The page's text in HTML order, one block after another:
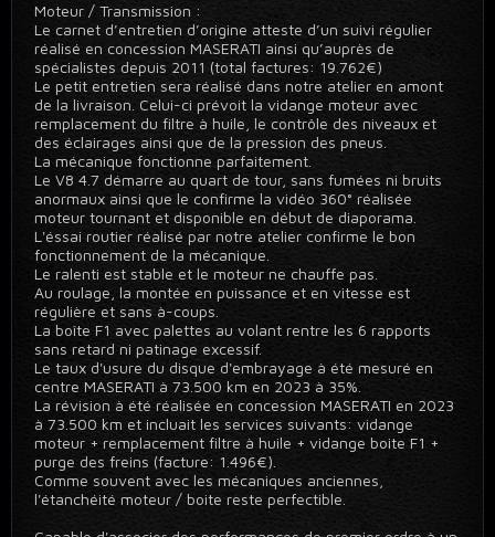
Moteur / Transmission :
Le carnet d’entretien d’origine atteste d’un suivi régulier
réalisé en concession MASERATI ainsi qu’auprès de
spécialistes depuis 2011 (total factures: 19.762€)
Le petit entretien sera réalisé dans notre atelier en amont
de la livraison. Celui-ci prévoit la vidange moteur avec
remplacement du filtre à huile, le contrôle des niveaux et
des éclairages ainsi que de la pression des pneus.
La mécanique fonctionne parfaitement.
Le V8 4.7 démarre au quart de tour, sans fumées ni bruits
anormaux ainsi que le confirme la vidéo 360° réalisée
moteur tournant et disponible en début de diaporama.
L'éssai routier réalisé par notre atelier confirme le bon
fonctionnement de la mécanique.
Le ralenti est stable et le moteur ne chauffe pas.
Au roulage, la montée en puissance et en vitesse est
régulière et sans à-coups.
La boîte F1 avec palettes au volant rentre les 6 rapports
sans retard ni patinage excessif.
Le taux d'usure du disque d'embrayage à été mesuré en
centre MASERATI à 73.500 km en 2023 à 35%.
La révision à été réalisée en concession MASERATI en 2023
à 73.500 km et incluait les services suivants: vidange
moteur + remplacement filtre à huile + vidange boite F1 +
purge des freins (facture: 1.496€).
Comme souvent avec les mécaniques anciennes,
l'étanchéité moteur / boite reste perfectible.